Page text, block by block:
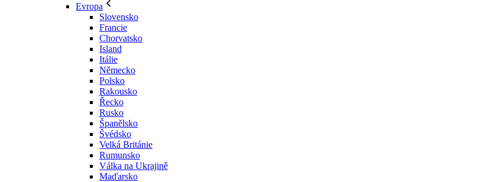
Evropa
Slovensko
Francie
Chorvatsko
Island
Itálie
Německo
Polsko
Rakousko
Řecko
Rusko
Španělsko
Švédsko
Velká Británie
Rumunsko
Válka na Ukrajině
Maďarsko